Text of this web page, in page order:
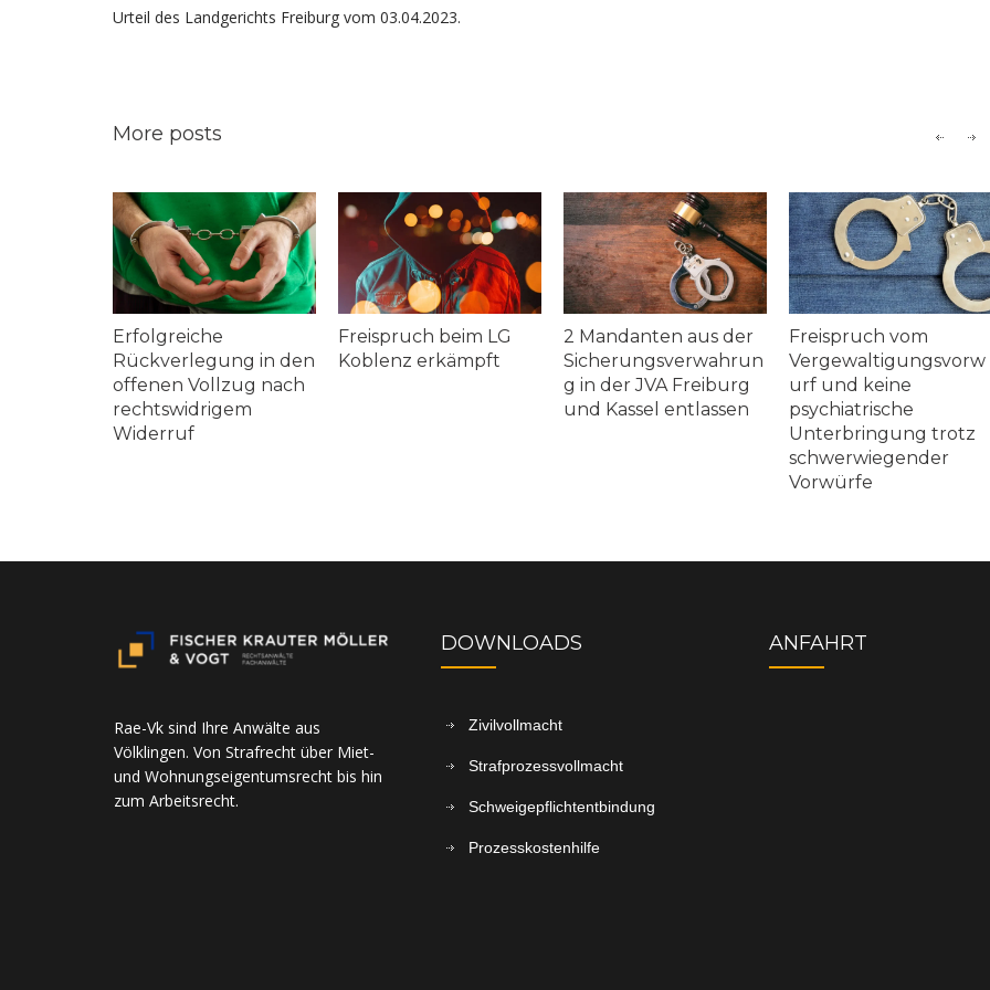
Urteil des Landgerichts Freiburg vom 03.04.2023.
More posts
Freispruch beim LG
Koblenz erkämpft
2 Mandanten aus der
Sicherungsverwahrun
Freispruch vom
Vergewaltigungsvorw
urf und keine
psychiatrische
Kein versuchter
Freispruch und
Entschädigung für
erlittene
Untersuchungshaft
Rae-Vk sind Ihre Anwälte aus
Völklingen. Von Strafrecht über Miet-
und Wohnungseigentumsrecht bis hin
zum Arbeitsrecht.
DOWNLOADS
Zivilvollmacht
Strafprozessvollmacht
Schweigepflichtentbindung
Prozesskostenhilfe
ANFAHRT